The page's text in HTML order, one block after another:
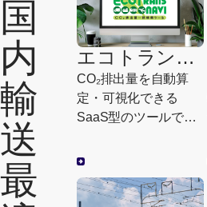
国
内
輸
送
最
エコトラン
ス・ナビ
CO₂排出量を自動算
定・可視化できる
SaaS型のツールで
までをワンストップで
サポートし、お客様の
Scope 3削減と脱炭素